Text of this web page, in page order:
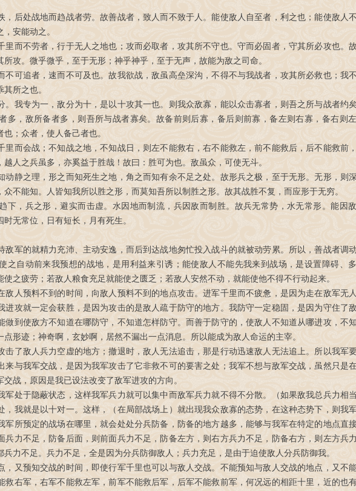
，后处战地而趋战者劳。故善战者，致人而不致于人。能使敌人自至者，利之也；能使敌人
安能动之。
里而不劳者，行于无人之地也；攻而必取者，攻其所不守也。守而必固者，守其所必攻也。
攻。微乎微乎，至于无形；神乎神乎，至于无声，故能为敌之司命。
不可追者，速而不可及也。故我欲战，敌虽高垒深沟，不得不与我战者，攻其所必救也；我
所之也。
。我专为一，敌分为十，是以十攻其一也。则我众敌寡，能以众击寡者，则吾之所与战者约
多，敌所备者多，则吾所与战者寡矣。故备前则后寡，备后则前寡，备左则右寡，备右则
；众者，使人备己者也。
里而会战；不知战之地，不知战日，则左不能救右，右不能救左，前不能救后，后不能救前
人之兵虽多，亦奚益于胜哉！故曰：胜可为也。敌虽众，可使无斗。
动静之理，形之而知死生之地，角之而知有余不足之处。故形兵之极，至于无形。无形，则
不能知。人皆知我所以胜之形，而莫知吾所以制胜之形。故其战胜不复，而应形于无穷。
下，兵之形，避实而击虚。水因地而制流，兵因敌而制胜。故兵无常势，水无常形。能因
无常位，日有短长，月有死生。
敌军的就精力充沛、主动安逸，而后到达战地匆忙投入战斗的就被动劳累。所以，善战者调
之自动前来我预想的战地，是用利益来引诱；能使敌人不能先我来到战场，是设置障碍、
之疲劳；若敌人粮食充足就能使之匮乏；若敌人安然不动，就能使他不得不行动起来。
敌人预料不到的时间，向敌人预料不到的地点攻击。进军千里而不疲惫，是因为走在敌军无
进攻就一定会获胜，是因为攻击的是敌人疏于防守的地方。我防守一定稳固，是因为守住了
做到使敌方不知道在哪防守，不知道怎样防守。而善于防守的，使敌人不知道从哪进攻，不知
形迹；神奇啊，玄妙啊，居然不漏出一点消息。所以能成为敌人命运的主宰。
击了敌人兵力空虚的地方；撤退时，敌人无法追击，那是行动迅速敌人无法追上。所以我军
来与我军交战，是因为我军攻击了它非救不可的要害之处；我军不想与敌军交战，虽然只是
战，原因是我已设法改变了敌军进攻的方向。
军处于隐蔽状态，这样我军兵力就可以集中而敌军兵力就不得不分散。（如果敌我总兵力相
，我就是以十对一。这样，（在局部战场上）就出现我众敌寡的态势，在这种态势下，则我
军所预定的战场在哪里，就会处处分兵防备，防备的地方越多，能够与我军在特定的地点直
兵力不足，防备后面，则前面兵力不足，防备左方，则右方兵力不足，防备右方，则左方兵
力不足。兵力不足，全是因为分兵防御敌人；兵力充足，是由于迫使敌人分兵防御我。
，又预知交战的时间，即使行军千里也可以与敌人交战。不能预知与敌人交战的地点，又不
救右军，右军不能救左军，前军不能救后军，后军不能救前军，何况远的相距十里，近的也有